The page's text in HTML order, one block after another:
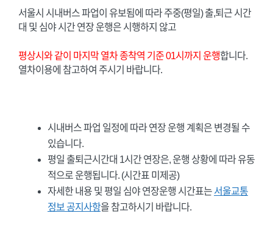
서울시 시내버스 파업이 유보됨에 따라 주중(평일) 출,퇴근 시간
대 및 심야 시간 연장 운행은 시행하지 않고
평상시와 같이 마지막 열차 종착역 기준 01시까지 운행합니다.
열차이용에 참고하여 주시기 바랍니다.
시내버스 파업 일정에 따라 연장 운행 계획은 변경될 수
있습니다.
평일 출퇴근시간대 1시간 연장은, 운행 상황에 따라 유동
적으로 운행됩니다. (시간표 미제공)
자세한 내용 및 평일 심야 연장운행 시간표는 서울교통
정보 공지사항을 참고하시기 바랍니다.